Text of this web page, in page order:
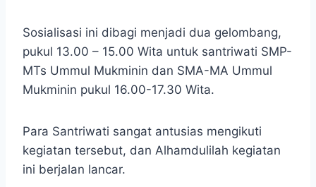
Sosialisasi ini dibagi menjadi dua gelombang,
pukul 13.00 – 15.00 Wita untuk santriwati SMP-
MTs Ummul Mukminin dan SMA-MA Ummul
Mukminin pukul 16.00-17.30 Wita.
Para Santriwati sangat antusias mengikuti
kegiatan tersebut, dan Alhamdulilah kegiatan
ini berjalan lancar.